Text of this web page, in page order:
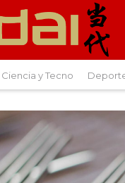
Ciencia y Tecno